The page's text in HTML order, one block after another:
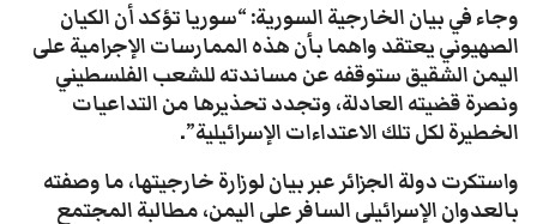
وجاء في بيان الخارجية السورية: “سوريا تؤكد أن الكيان
الصهيوني يعتقد واهما بأن هذه الممارسات الإجرامية على
اليمن الشقيق ستوقفه عن مساندته للشعب الفلسطيني
ونصرة قضيته العادلة، وتجدد تحذيرها من التداعيات
الخطيرة لكل تلك الاعتداءات الإسرائيلية”.
واستكرت دولة الجزائر عبر بيان لوزارة خارجيتها، ما وصفته
بالعدوان الإسرائيلي السافر على اليمن، مطالبة المجتمع